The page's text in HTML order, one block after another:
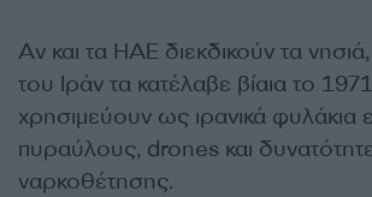
Αν και τα ΗΑΕ διεκδικούν τα
του Ιράν τα κατέλαβε βίαια το
χρησιμεύουν ως ιρανικά φυλάκια
πυραύλους, drones και
ναρκοθέτησης.